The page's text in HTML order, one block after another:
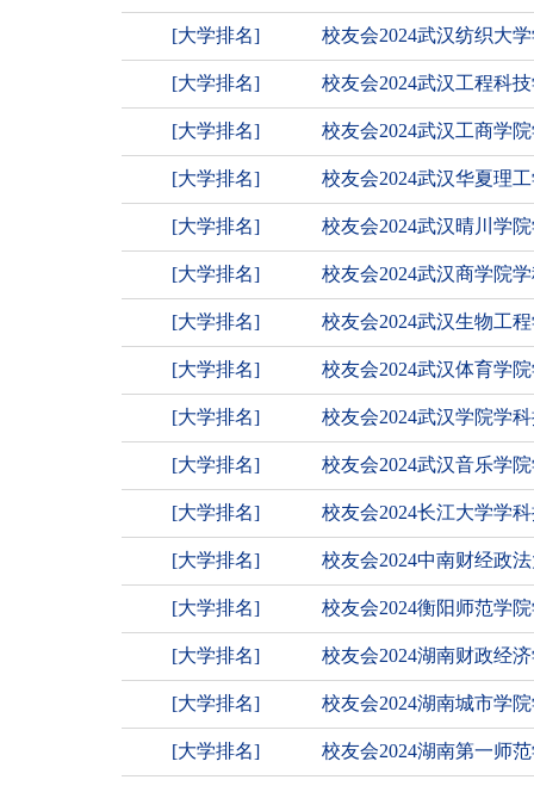
[大学排名] 校友会2024武汉纺织大
[大学排名] 校友会2024武汉工程科
[大学排名] 校友会2024武汉工商学
[大学排名] 校友会2024武汉华夏理
[大学排名] 校友会2024武汉晴川学
[大学排名] 校友会2024武汉商学院
[大学排名] 校友会2024武汉生物工
[大学排名] 校友会2024武汉体育学
[大学排名] 校友会2024武汉学院学
[大学排名] 校友会2024武汉音乐学
[大学排名] 校友会2024长江大学学
[大学排名] 校友会2024中南财经政
[大学排名] 校友会2024衡阳师范学
[大学排名] 校友会2024湖南财政经
[大学排名] 校友会2024湖南城市学
[大学排名] 校友会2024湖南第一师